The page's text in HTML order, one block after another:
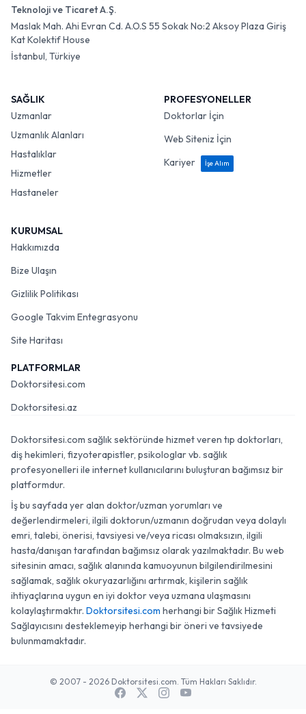
Teknoloji ve Ticaret A.Ş.
Maslak Mah. Ahi Evran Cd. A.O.S 55 Sokak No:2 Aksoy Plaza Giriş
Kat Kolektif House
İstanbul, Türkiye
SAĞLIK
Uzmanlar
Uzmanlık Alanları
Hastalıklar
Hizmetler
Hastaneler
PROFESYONELLER
Doktorlar İçin
Web Siteniz İçin
Kariyer
İşe Alım
KURUMSAL
Hakkımızda
Bize Ulaşın
Gizlilik Politikası
Google Takvim Entegrasyonu
Site Haritası
PLATFORMLAR
Doktorsitesi.com
Doktorsitesi.az
Doktorsitesi.com sağlık sektöründe hizmet veren tıp doktorları,
diş hekimleri, fizyoterapistler, psikologlar vb. sağlık
profesyonelleri ile internet kullanıcılarını buluşturan bağımsız bir
platformdur.
İş bu sayfada yer alan doktor/uzman yorumları ve
değerlendirmeleri, ilgili doktorun/uzmanın doğrudan veya dolaylı
emri, talebi, önerisi, tavsiyesi ve/veya ricası olmaksızın, ilgili
hasta/danışan tarafından bağımsız olarak yazılmaktadır. Bu web
sitesinin amacı, sağlık alanında kamuoyunun bilgilendirilmesini
sağlamak, sağlık okuryazarlığını artırmak, kişilerin sağlık
ihtiyaçlarına uygun en iyi doktor veya uzmana ulaşmasını
kolaylaştırmaktır. Doktorsitesi.com herhangi bir Sağlık Hizmeti
Sağlayıcısını desteklemeyip herhangi bir öneri ve tavsiyede
bulunmamaktadır.
© 2007 - 2026 Doktorsitesi.com. Tüm Hakları Saklıdır.